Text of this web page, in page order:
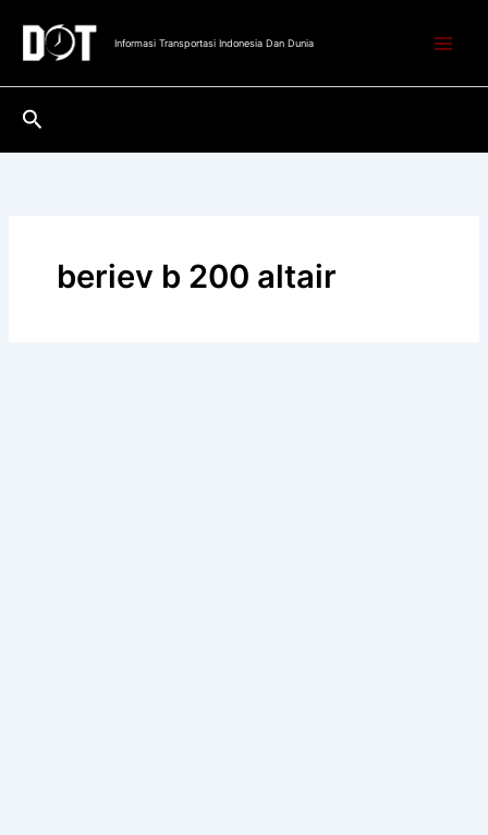
konten
Informasi Transportasi Indonesia Dan Dunia
Cari
beriev b 200 altair